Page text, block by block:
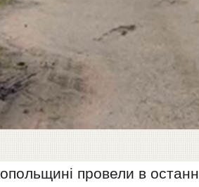
провели в